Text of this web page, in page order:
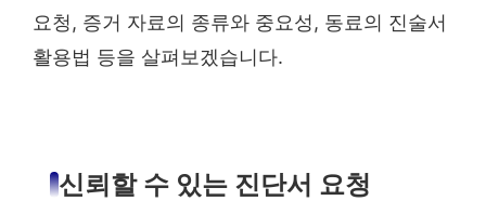
요청, 증거 자료의 종류와 중요성, 동료의 진술서
활용법 등을 살펴보겠습니다.
신뢰할 수 있는 진단서 요청